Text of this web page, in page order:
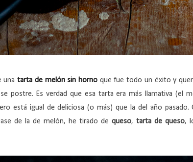
una tarta de melón sin horno que fue todo un éxito y
postre. Es verdad que esa tarta era más llamativa (el
está igual de deliciosa (o más) que la del año pasado.
de la de melón, he tirado de queso, tarta de queso,